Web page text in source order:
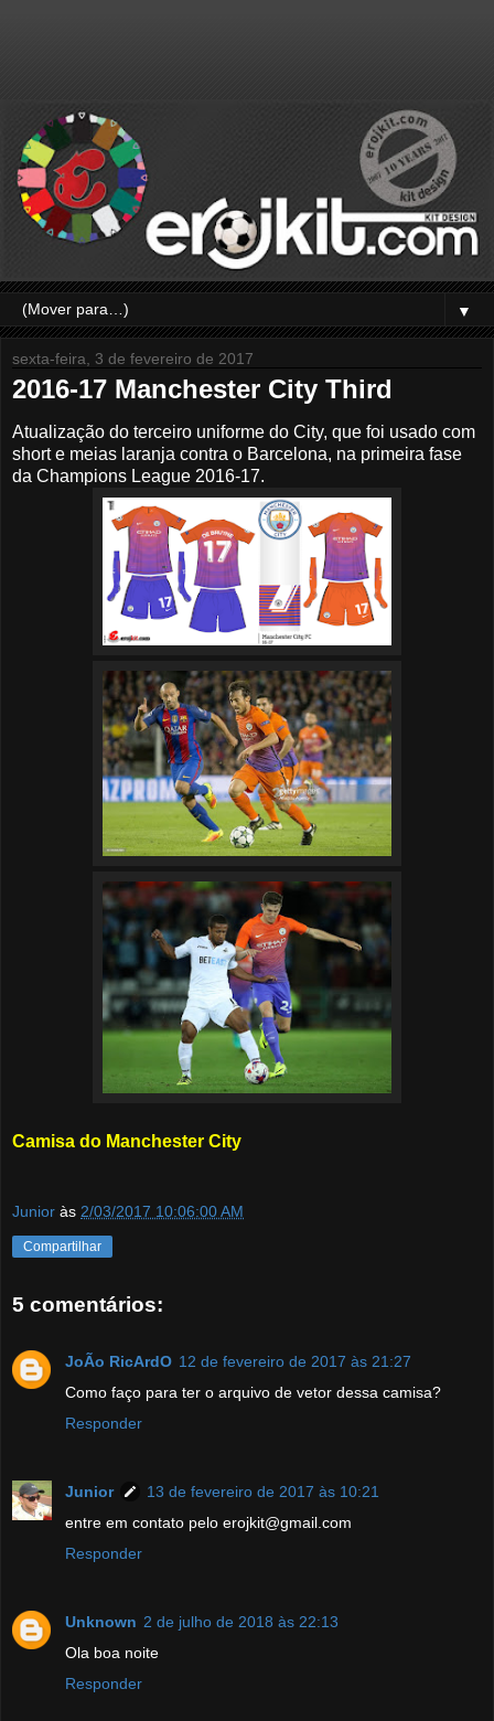
▼
sexta-feira, 3 de fevereiro de 2017
2016-17 Manchester City Third
Atualização do terceiro uniforme do City, que foi usado com
short e meias laranja contra o Barcelona, na primeira fase
da Champions League 2016-17.
Camisa do Manchester City
Junior às 2/03/2017 10:06:00 AM
Compartilhar
5 comentários:
JoÃo RicArdO 12 de fevereiro de 2017 às 21:27
Como faço para ter o arquivo de vetor dessa camisa?
Responder
Junior
13 de fevereiro de 2017 às 10:21
entre em contato pelo erojkit@gmail.com
Responder
Unknown 2 de julho de 2018 às 22:13
Ola boa noite
Responder